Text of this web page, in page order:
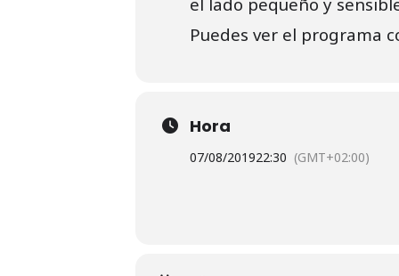
Puedes ver el programa
Hora
07/08/201922:30 (GMT+02:00)